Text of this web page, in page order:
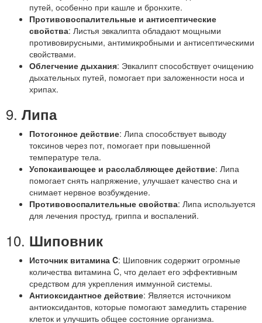
путей, особенно при кашле и бронхите.
Противовоспалительные и антисептические
свойства: Листья эвкалипта обладают мощными
противовирусными, антимикробными и антисептическими
свойствами.
Облегчение дыхания: Эвкалипт способствует очищению
дыхательных путей, помогает при заложенности носа и
хрипах.
9. Липа
Потогонное действие: Липа способствует выводу
токсинов через пот, помогает при повышенной
температуре тела.
Успокаивающее и расслабляющее действие: Липа
помогает снять напряжение, улучшает качество сна и
снимает нервное возбуждение.
Противовоспалительные свойства: Липа используется
для лечения простуд, гриппа и воспалений.
10. Шиповник
Источник витамина C: Шиповник содержит огромные
количества витамина C, что делает его эффективным
средством для укрепления иммунной системы.
Антиоксидантное действие: Является источником
антиоксидантов, которые помогают замедлить старение
клеток и улучшить общее состояние организма.